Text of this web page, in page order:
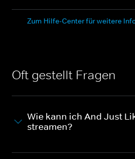
Zum Hilfe-Center für weitere
Oft gestellt Fragen
Wie kann ich And Just
streamen?